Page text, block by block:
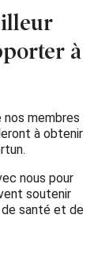
à
nos membres
à obtenir
nous pour
soutenir
santé et de